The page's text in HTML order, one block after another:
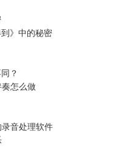
到》中的秘密
？
怎么做
音处理软件